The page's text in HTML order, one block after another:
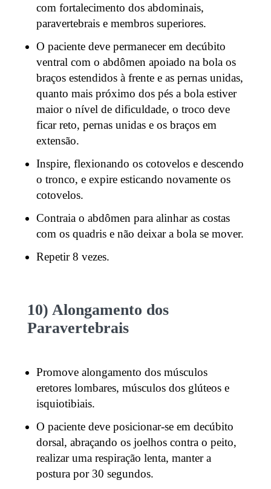
com fortalecimento dos abdominais,
paravertebrais e membros superiores.
O paciente deve permanecer em decúbito
ventral com o abdômen apoiado na bola os
braços estendidos à frente e as pernas unidas,
quanto mais próximo dos pés a bola estiver
maior o nível de dificuldade, o troco deve
ficar reto, pernas unidas e os braços em
extensão.
Inspire, flexionando os cotovelos e descendo
o tronco, e expire esticando novamente os
cotovelos.
Contraia o abdômen para alinhar as costas
com os quadris e não deixar a bola se mover.
Repetir 8 vezes.
10) Alongamento dos
Paravertebrais
Promove alongamento dos músculos
eretores lombares, músculos dos glúteos e
isquiotibiais.
O paciente deve posicionar-se em decúbito
dorsal, abraçando os joelhos contra o peito,
realizar uma respiração lenta, manter a
postura por 30 segundos.